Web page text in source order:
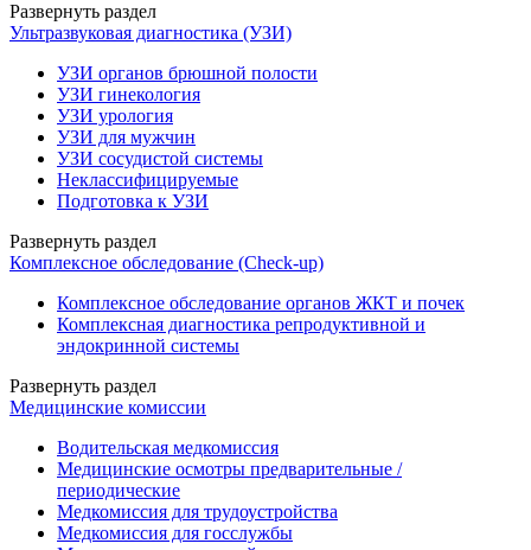
Развернуть раздел
Ультразвуковая диагностика (УЗИ)
УЗИ органов брюшной полости
УЗИ гинекология
УЗИ урология
УЗИ для мужчин
УЗИ сосудистой системы
Неклассифицируемые
Подготовка к УЗИ
Развернуть раздел
Комплексное обследование (Check-up)
Комплексное обследование органов ЖКТ и почек
Комплексная диагностика репродуктивной и
эндокринной системы
Развернуть раздел
Медицинские комиссии
Водительская медкомиссия
Медицинские осмотры предварительные /
периодические
Медкомиссия для трудоустройства
Медкомиссия для госслужбы